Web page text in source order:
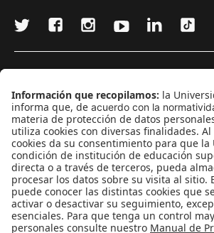
CONTÁCTANOS
cerosetenta@uniandes.edu.co
BOGOTÁ, COLOMBIA
NEWSLETTER